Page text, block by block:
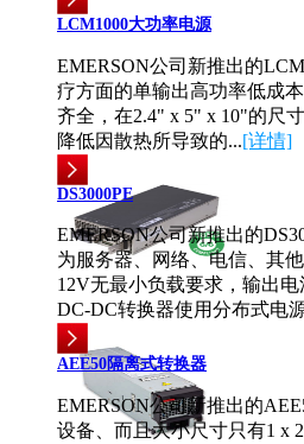
LCM1000大功率电源
EMERSON公司新推出的
疗方面的单输出高功率低成
齐全，在2.4" x 5" x 10"的尺
降低因散热所导致的...[详情]
DS3000PE
EMERSON公司新推出的
为服务器、网络、电信、其
12V无最小负载要求，输出
DC-DC转换器使用分布式电
AEE50隔离式转换器
EMERSON公司新推出的
设备、而且大小尺寸只有1 x